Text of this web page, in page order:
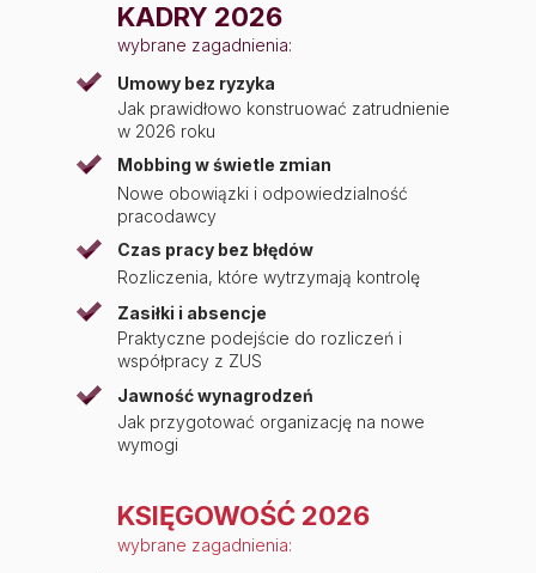
Jawność wynagrodzeń
Zasiłki i absencje
Czas pracy bez błędów
Mobbing w świetle zmian
Umowy bez ryzyka
KADRY 2026
Jak prawidłowo konstruować zatrudnienie
w 2026 roku
Nowe obowiązki i odpowiedzialność
pracodawcy
Rozliczenia, które wytrzymają kontrolę
Praktyczne podejście do rozliczeń i
współpracy z ZUS
Jak przygotować organizację na nowe
wymogi
KSIĘGOWOŚĆ 2026
wybrane zagadnienia:
wybrane zagadnienia: